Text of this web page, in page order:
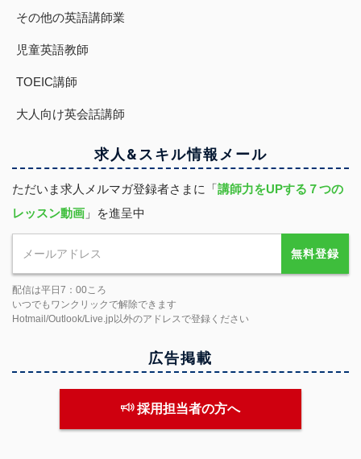
その他の英語講師業
児童英語教師
TOEIC講師
大人向け英会話講師
求人&スキル情報メール
ただいま求人メルマガ登録者さまに「 講師力をUPする７つの
レッスン動画 」を進呈中
無料登録
配信は平日7：00ころ
いつでもワンクリックで解除できます
Hotmail/Outlook/Live.jp以外のアドレスで登録ください
広告掲載
採用担当者の方へ